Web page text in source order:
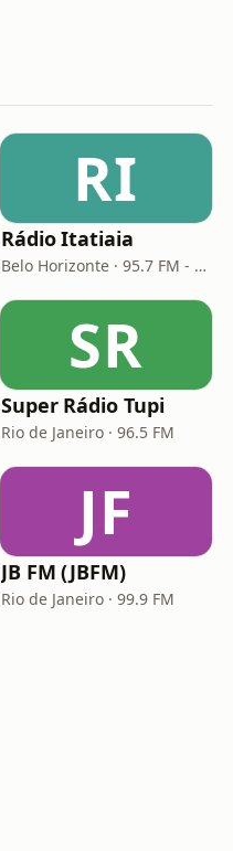
RI
Rádio Itatiaia
Belo Horizonte · 95.7 FM - 610 AM
SR
Super Rádio Tupi
Rio de Janeiro · 96.5 FM
JF
JB FM (JBFM)
Rio de Janeiro · 99.9 FM